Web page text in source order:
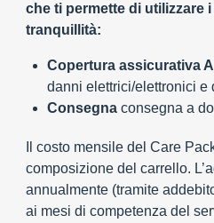
che ti permette di utilizzare
tranquillità:
Copertura assicurativa
danni elettrici/elettronici e
Consegna consegna a
Il costo mensile del Care
composizione del carrello.
annualmente (tramite
ai mesi di competenza del